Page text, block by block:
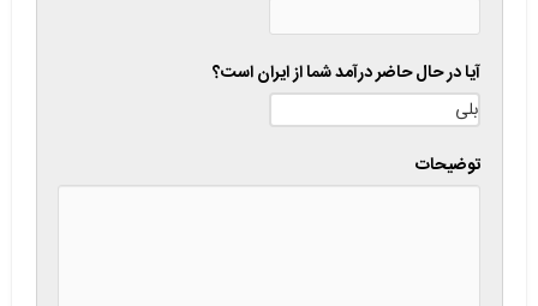
آیا در حال حاضر درآمد شما از ایران است؟
توضیحات